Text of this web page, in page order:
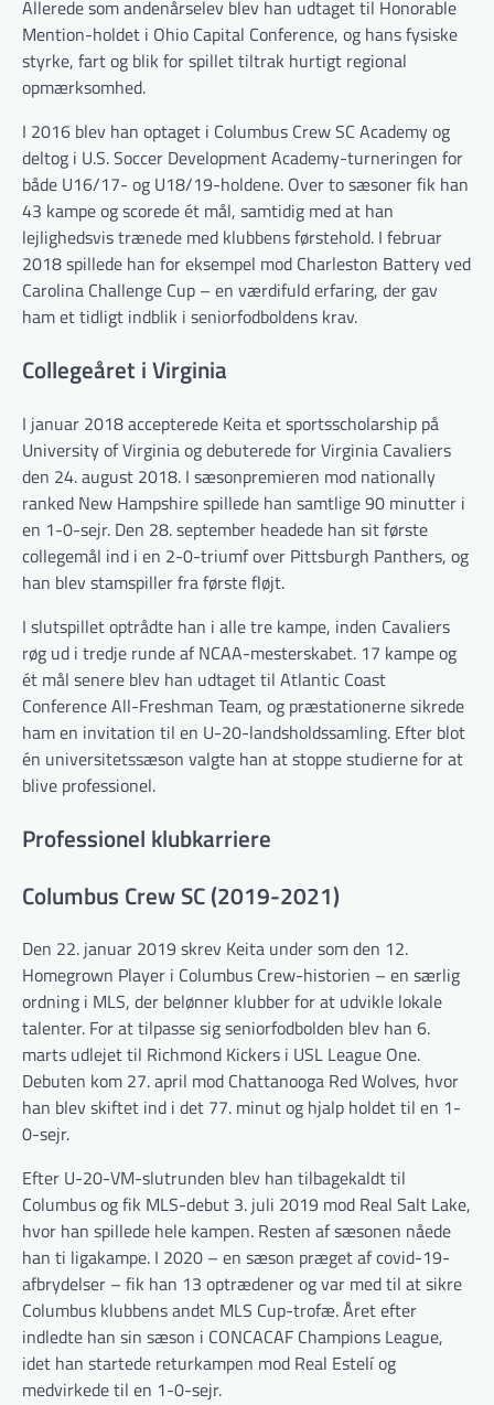
Allerede som andenårselev blev han udtaget til Honorable
Mention-holdet i Ohio Capital Conference, og hans fysiske
styrke, fart og blik for spillet tiltrak hurtigt regional
opmærksomhed.
I 2016 blev han optaget i Columbus Crew SC Academy og
deltog i U.S. Soccer Development Academy-turneringen for
både U16/17- og U18/19-holdene. Over to sæsoner fik han
43 kampe og scorede ét mål, samtidig med at han
lejlighedsvis trænede med klubbens førstehold. I februar
2018 spillede han for eksempel mod Charleston Battery ved
Carolina Challenge Cup – en værdifuld erfaring, der gav
ham et tidligt indblik i seniorfodboldens krav.
Collegeåret i Virginia
I januar 2018 accepterede Keita et sportsscholarship på
University of Virginia og debuterede for Virginia Cavaliers
den 24. august 2018. I sæsonpremieren mod nationally
ranked New Hampshire spillede han samtlige 90 minutter i
en 1-0-sejr. Den 28. september headede han sit første
collegemål ind i en 2-0-triumf over Pittsburgh Panthers, og
han blev stamspiller fra første fløjt.
I slutspillet optrådte han i alle tre kampe, inden Cavaliers
røg ud i tredje runde af NCAA-mesterskabet. 17 kampe og
ét mål senere blev han udtaget til Atlantic Coast
Conference All-Freshman Team, og præstationerne sikrede
ham en invitation til en U-20-landsholdssamling. Efter blot
én universitets­sæson valgte han at stoppe studierne for at
blive professionel.
Professionel klubkarriere
Columbus Crew SC (2019-2021)
Den 22. januar 2019 skrev Keita under som den 12.
Homegrown Player i Columbus Crew-historien – en særlig
ordning i MLS, der belønner klubber for at udvikle lokale
talenter. For at tilpasse sig seniorfodbolden blev han 6.
marts udlejet til Richmond Kickers i USL League One.
Debuten kom 27. april mod Chattanooga Red Wolves, hvor
han blev skiftet ind i det 77. minut og hjalp holdet til en 1-
0-sejr.
Efter U-20-VM-slutrunden blev han tilbagekaldt til
Columbus og fik MLS-debut 3. juli 2019 mod Real Salt Lake,
hvor han spillede hele kampen. Resten af sæsonen nåede
han ti ligakampe. I 2020 – en sæson præget af covid-19-
afbrydelser – fik han 13 optrædener og var med til at sikre
Columbus klubbens andet MLS Cup-trofæ. Året efter
indledte han sin sæson i CONCACAF Champions League,
idet han startede returkampen mod Real Estelí og
medvirkede til en 1-0-sejr.